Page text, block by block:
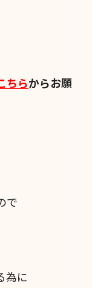
ちらからお願
で
為に